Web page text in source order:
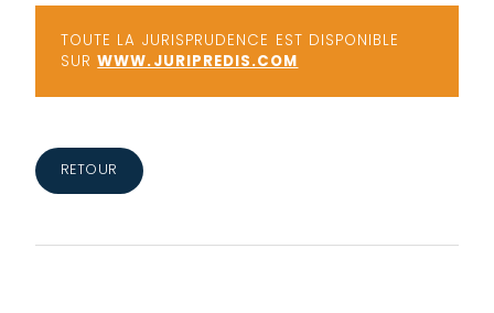
TOUTE LA JURISPRUDENCE EST DISPONIBLE
SURWWW.JURIPREDIS.COM
RETOUR